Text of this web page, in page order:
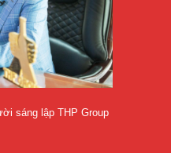
sáng lập THP Group